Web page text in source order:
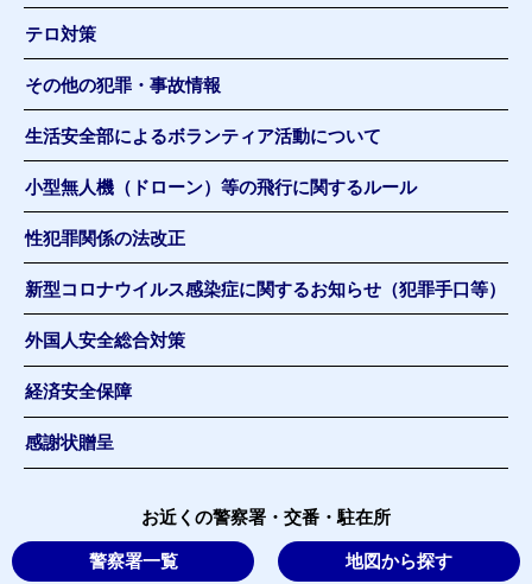
テロ対策
その他の犯罪・事故情報
生活安全部によるボランティア活動について
小型無人機（ドローン）等の飛行に関するルール
性犯罪関係の法改正
新型コロナウイルス感染症に関するお知らせ（犯罪手口等）
外国人安全総合対策
経済安全保障
感謝状贈呈
お近くの警察署・交番・駐在所
警察署一覧 地図から探す